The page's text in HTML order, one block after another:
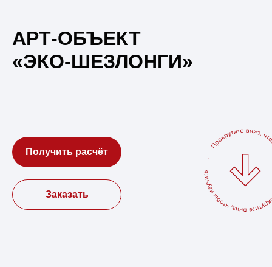
АРТ-ОБЪЕКТ
«ЭКО-ШЕЗЛОНГИ»
Заказать
Получить расчёт